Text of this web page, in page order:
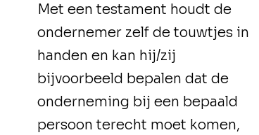
Met een testament houdt de
ondernemer zelf de touwtjes in
handen en kan hij/zij
bijvoorbeeld bepalen dat de
onderneming bij een bepaald
persoon terecht moet komen,